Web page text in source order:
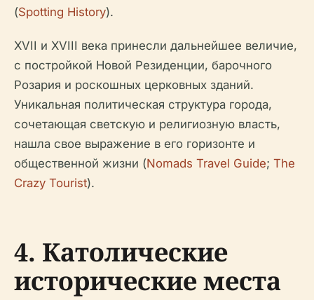
(Spotting History).
XVII и XVIII века принесли дальнейшее величие,
с постройкой Новой Резиденции, барочного
Розария и роскошных церковных зданий.
Уникальная политическая структура города,
сочетающая светскую и религиозную власть,
нашла свое выражение в его горизонте и
общественной жизни (Nomads Travel Guide; The
Crazy Tourist).
4. Католические
исторические места